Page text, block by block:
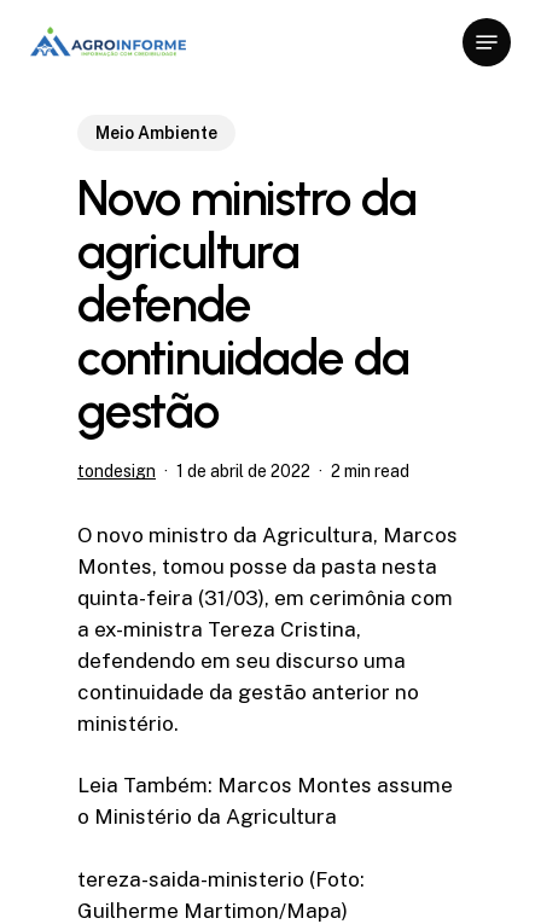
Menu
Meio Ambiente
Novo ministro da
agricultura
defende
continuidade da
gestão
tondesign 1 de abril de 2022 2 min read
O novo ministro da Agricultura, Marcos
Montes, tomou posse da pasta nesta
quinta-feira (31/03), em cerimônia com
a ex-ministra Tereza Cristina,
defendendo em seu discurso uma
continuidade da gestão anterior no
ministério.
Leia Também: Marcos Montes assume
o Ministério da Agricultura
tereza-saida-ministerio (Foto:
Guilherme Martimon/Mapa)